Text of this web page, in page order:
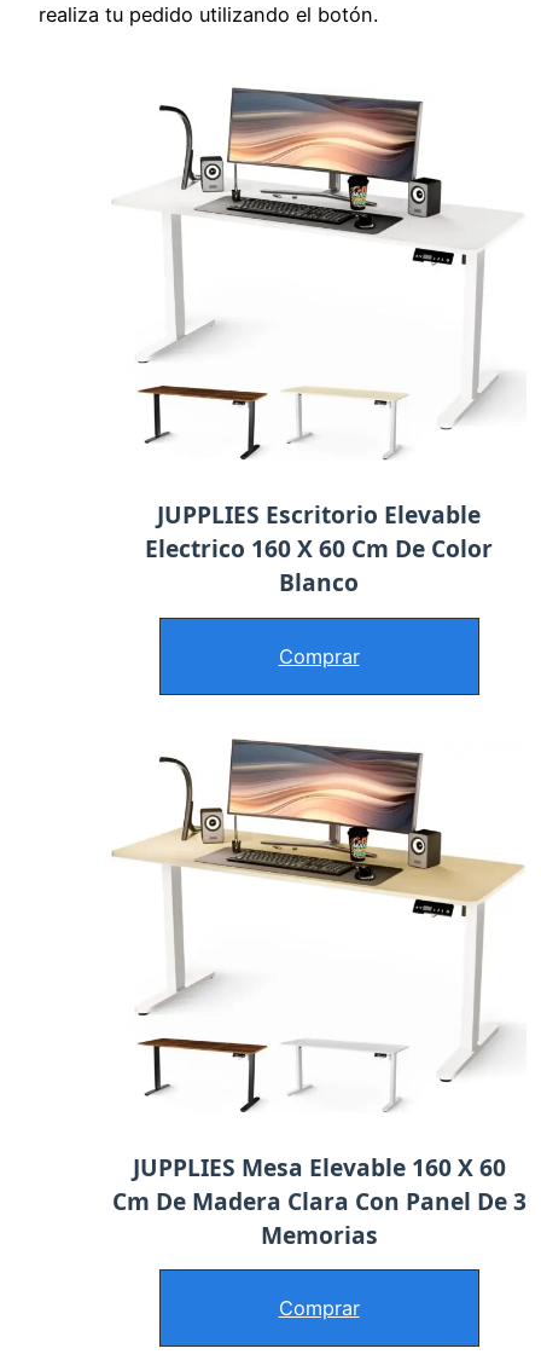
realiza tu pedido utilizando el botón.
JUPPLIES Escritorio Elevable
Electrico 160 X 60 Cm De Color
Blanco
Comprar
JUPPLIES Mesa Elevable 160 X 60
Cm De Madera Clara Con Panel De 3
Memorias
Comprar